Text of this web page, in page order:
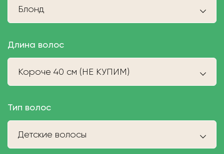
Блонд
Длина волос
Короче 40 см (НЕ КУПИМ)
Тип волос
Детские волосы